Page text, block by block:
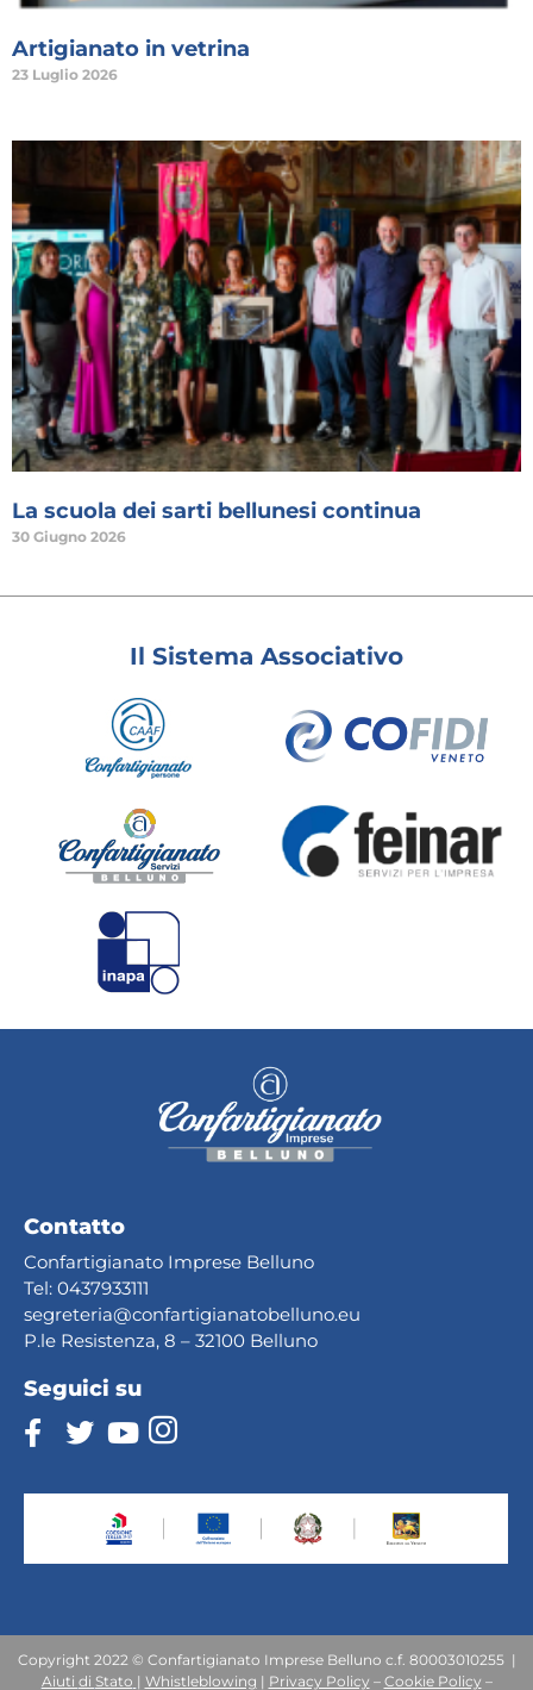
Artigianato in vetrina
23 Luglio 2026
La scuola dei sarti bellunesi continua
30 Giugno 2026
Il Sistema Associativo
Contatto
Confartigianato Imprese Belluno
Tel: 0437933111
segreteria@confartigianatobelluno.eu
P.le Resistenza, 8 – 32100 Belluno
Seguici su
Copyright 2022 © Confartigianato Imprese Belluno c.f. 80003010255 |
Aiuti di Stato | Whistleblowing | Privacy Policy – Cookie Policy –